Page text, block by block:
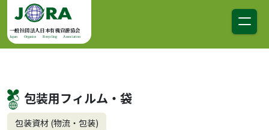
コンテンツへスキップ
メインナビゲーション
一般社団法人日本有機資源協会
Japan Organics Recycling Association
包装用フィルム・袋
包装資材 (物流・包装)